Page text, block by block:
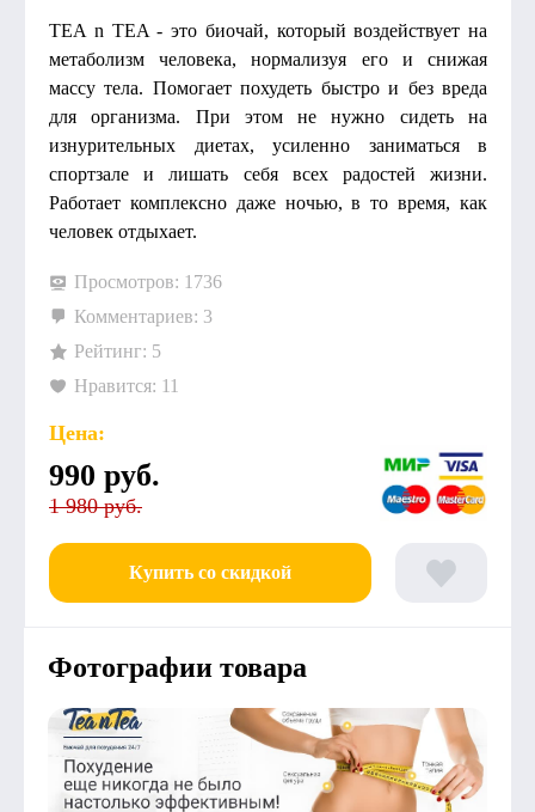
TEA n TEA - это биочай, который воздействует на
метаболизм человека, нормализуя его и снижая
массу тела. Помогает похудеть быстро и без вреда
для организма. При этом не нужно сидеть на
изнурительных диетах, усиленно заниматься в
спортзале и лишать себя всех радостей жизни.
Работает комплексно даже ночью, в то время, как
человек отдыхает.
Просмотров: 1736
Комментариев: 3
Рейтинг: 5
Нравится: 11
Цена:
990 руб.
1 980 руб.
Купить со скидкой
Фотографии товара